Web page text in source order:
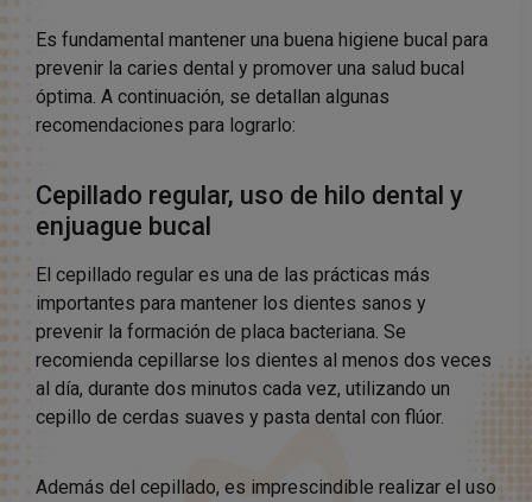
Es fundamental mantener una buena higiene bucal para
prevenir la caries dental y promover una salud bucal
óptima. A continuación, se detallan algunas
recomendaciones para lograrlo:
Cepillado regular, uso de hilo dental y
enjuague bucal
El cepillado regular es una de las prácticas más
importantes para mantener los dientes sanos y
prevenir la formación de placa bacteriana. Se
recomienda cepillarse los dientes al menos dos veces
al día, durante dos minutos cada vez, utilizando un
cepillo de cerdas suaves y pasta dental con flúor.
Además del cepillado, es imprescindible realizar el uso